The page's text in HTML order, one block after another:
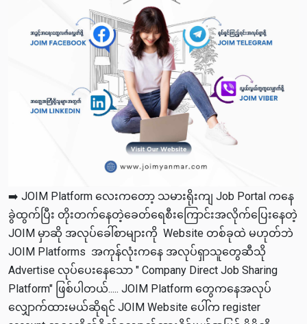
➡️ JOIM Platform လေးကတော့ သမားရိုးကျ Job Portal ကနေ
ခွဲထွက်ပြီး တိုးတက်နေတဲ့ခေတ်ရေစီးကြောင်းအလိုက်ပြေးနေတဲ့
JOIM မှာဆို အလုပ်ခေါ်စာများကို Website တစ်ခုထဲ မဟုတ်ဘဲ
JOIM Platforms အကုန်လုံးကနေ အလုပ်ရှာသူတွေဆီသို
Advertise လုပ်ပေးနေသော " Company Direct Job Sharing
Platform" ဖြစ်ပါတယ်..... JOIM Platform တွေကနေအလုပ်
လျှောက်ထားမယ်ဆိုရင် JOIM Website ပေါ်က register